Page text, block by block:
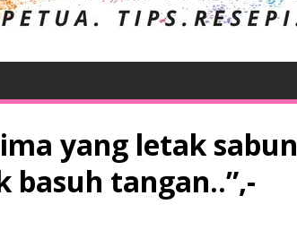
yang letak sabun
basuh tangan..”,-